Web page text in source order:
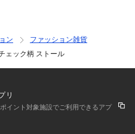
付けてください。
より色落ちする場合が有りま
ン
ファッション雑貨
ェック柄 ストール
リ
イント対象施設でご利用できるアプ